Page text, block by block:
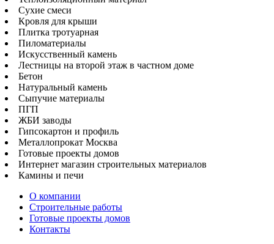
Сухие смеси
Кровля для крыши
Плитка тротуарная
Пиломатериалы
Искусственный камень
Лестницы на второй этаж в частном доме
Бетон
Натуральный камень
Сыпучие материалы
ПГП
ЖБИ заводы
Гипсокартон и профиль
Металлопрокат Москва
Готовые проекты домов
Интернет магазин строительных материалов
Камины и печи
О компании
Строительные работы
Готовые проекты домов
Контакты